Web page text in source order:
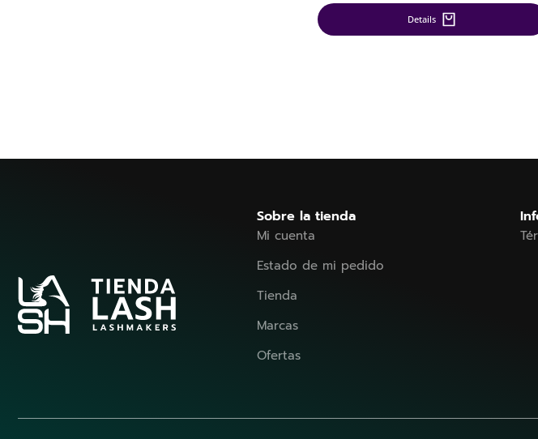
Details
Sobre la tienda
Mi cuenta
Estado de mi pedido
Tienda
Marcas
Ofertas